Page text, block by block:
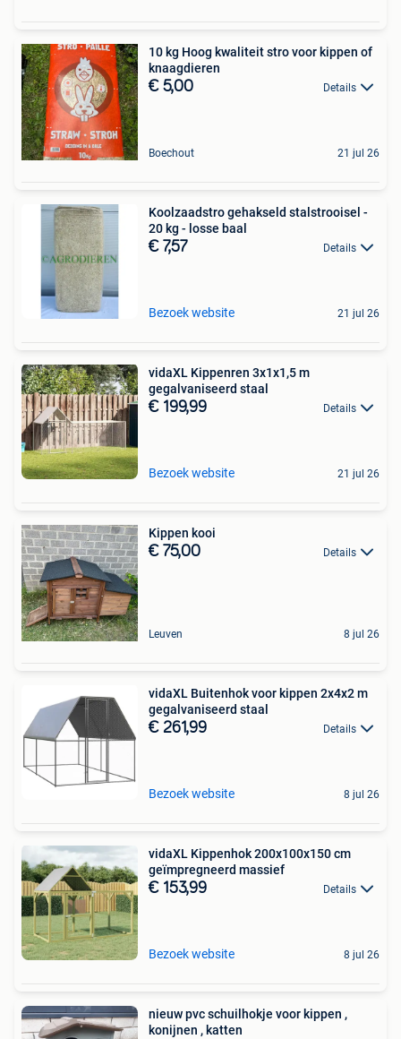
10 kg Hoog kwaliteit stro voor kippen of
knaagdieren
€ 5,00 Details
Boechout 21 jul 26
Koolzaadstro gehakseld stalstrooisel -
20 kg - losse baal
€ 7,57 Details
Bezoek website 21 jul 26
vidaXL Kippenren 3x1x1,5 m
gegalvaniseerd staal
€ 199,99 Details
Bezoek website 21 jul 26
Kippen kooi
€ 75,00 Details
Leuven 8 jul 26
vidaXL Buitenhok voor kippen 2x4x2 m
gegalvaniseerd staal
€ 261,99 Details
Bezoek website 8 jul 26
vidaXL Kippenhok 200x100x150 cm
geïmpregneerd massief
€ 153,99 Details
Bezoek website 8 jul 26
nieuw pvc schuilhokje voor kippen ,
konijnen , katten